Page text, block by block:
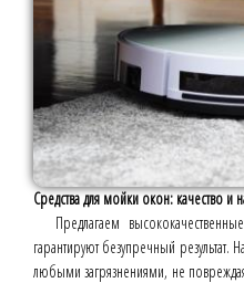
Средства для мойки окон: качество и
Предлагаем
гарантируют безупречный
любыми загрязнениями, не